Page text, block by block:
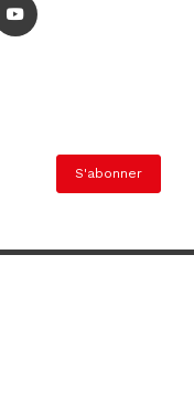
S'abonner